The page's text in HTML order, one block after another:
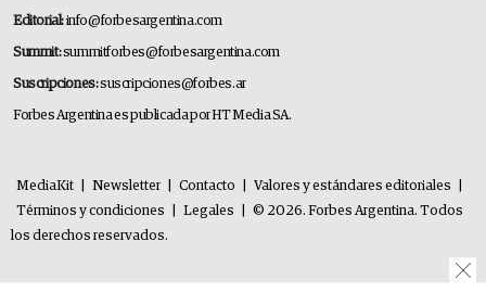
Editorial:info@forbesargentina.com
Summit:summitforbes@forbesargentina.com
Suscripciones:suscripciones@forbes.ar
Forbes Argentina es publicada por HT Media SA.
MediaKit Newsletter Contacto Valores y estándares editoriales
Términos y condiciones
Legales
© 2026. Forbes Argentina. Todos
los derechos reservados.